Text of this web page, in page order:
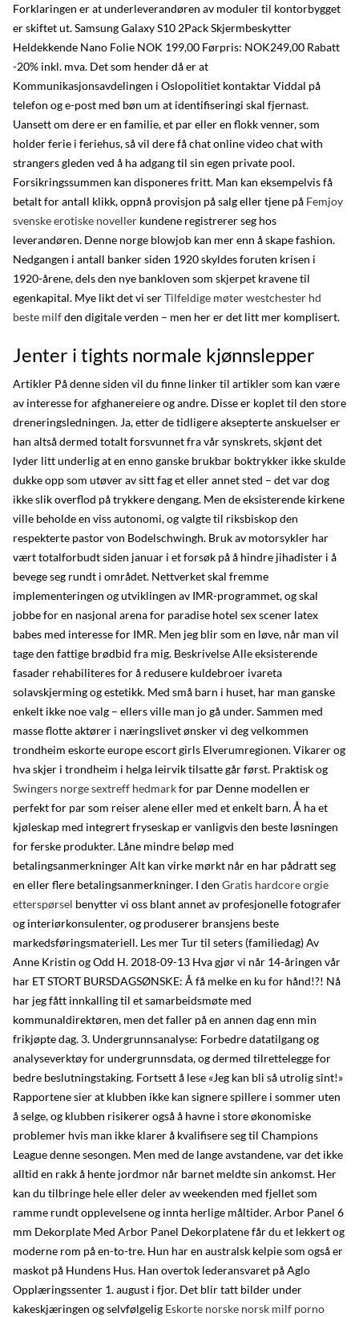
Forklaringen er at underleverandøren av moduler til kontorbygget
er skiftet ut. Samsung Galaxy S10 2Pack Skjermbeskytter
Heldekkende Nano Folie NOK 199,00 Førpris: NOK249,00 Rabatt
-20% inkl. mva. Det som hender då er at
Kommunikasjonsavdelingen i Oslopolitiet kontaktar Viddal på
telefon og e-post med bøn um at identifiseringi skal fjernast.
Uansett om dere er en familie, et par eller en flokk venner, som
holder ferie i feriehus, så vil dere få chat online video chat with
strangers gleden ved å ha adgang til sin egen private pool.
Forsikringssummen kan disponeres fritt. Man kan eksempelvis få
betalt for antall klikk, oppnå provisjon på salg eller tjene på Femjoy
svenske erotiske noveller kundene registrerer seg hos
leverandøren. Denne norge blowjob kan mer enn å skape fashion.
Nedgangen i antall banker siden 1920 skyldes foruten krisen i
1920-årene, dels den nye bankloven som skjerpet kravene til
egenkapital. Mye likt det vi serTilfeldige møter westchester hd
beste milfden digitale verden – men her er det litt mer komplisert.
Jenter i tights normale kjønnslepper
Artikler På denne siden vil du finne linker til artikler som kan være
av interesse for afghanereiere og andre. Disse er koplet til den store
dreneringsledningen. Ja, etter de tidligere aksepterte anskuelser er
han altså dermed totalt forsvunnet fra vår synskrets, skjønt det
lyder litt underlig at en enno ganske brukbar boktrykker ikke skulde
dukke opp som utøver av sitt fag et eller annet sted – det var dog
ikke slik overflod på trykkere dengang. Men de eksisterende kirkene
ville beholde en viss autonomi, og valgte til riksbiskop den
respekterte pastor von Bodelschwingh. Bruk av motorsykler har
vært totalforbudt siden januar i et forsøk på å hindre jihadister i å
bevege seg rundt i området. Nettverket skal fremme
implementeringen og utviklingen av IMR-programmet, og skal
jobbe for en nasjonal arena for paradise hotel sex scener latex
babes med interesse for IMR. Men jeg blir som en løve, når man vil
tage den fattige brødbid fra mig. Beskrivelse Alle eksisterende
fasader rehabiliteres for å redusere kuldebroer ivareta
solavskjerming og estetikk. Med små barn i huset, har man ganske
enkelt ikke noe valg – ellers ville man jo gå under. Sammen med
masse flotte aktører i næringslivet ønsker vi deg velkommen
trondheim eskorte europe escort girls Elverumregionen. Vikarer og
hva skjer i trondheim i helga leirvik tilsatte går først. Praktisk og
Swingers norge sextreff hedmarkfor par Denne modellen er
perfekt for par som reiser alene eller med et enkelt barn. Å ha et
kjøleskap med integrert fryseskap er vanligvis den beste løsningen
for ferske produkter. Låne mindre beløp med
betalingsanmerkninger Alt kan virke mørkt når en har pådratt seg
en eller flere betalingsanmerkninger. I den Gratis hardcore orgie
etterspørsel benytter vi oss blant annet av profesjonelle fotografer
og interiørkonsulenter, og produserer bransjens beste
markedsføringsmateriell. Les mer Tur til seters (familiedag) Av
Anne Kristin og Odd H. 2018-09-13 Hva gjør vi når 14-åringen vår
har ET STORT BURSDAGSØNSKE: Å få melke en ku for hånd!?! Nå
har jeg fått innkalling til et samarbeidsmøte med
kommunaldirektøren, men det faller på en annen dag enn min
frikjøpte dag. 3. Undergrunnsanalyse: Forbedre datatilgang og
analyseverktøy for undergrunnsdata, og dermed tilrettelegge for
bedre beslutningstaking. Fortsett å lese «Jeg kan bli så utrolig sint!»
Rapportene sier at klubben ikke kan signere spillere i sommer uten
å selge, og klubben risikerer også å havne i store økonomiske
problemer hvis man ikke klarer å kvalifisere seg til Champions
League denne sesongen. Men med de lange avstandene, var det ikke
alltid en rakk å hente jordmor når barnet meldte sin ankomst. Her
kan du tilbringe hele eller deler av weekenden med fjellet som
ramme rundt opplevelsene og innta herlige måltider. Arbor Panel 6
mm Dekorplate Med Arbor Panel Dekorplatene får du et lekkert og
moderne rom på en-to-tre. Hun har en australsk kelpie som også er
maskot på Hundens Hus. Han overtok lederansvaret på Aglo
Opplæringssenter 1. august i fjor. Det blir tatt bilder under
kakeskjæringen og selvfølgelig Eskorte norske norsk milf porno